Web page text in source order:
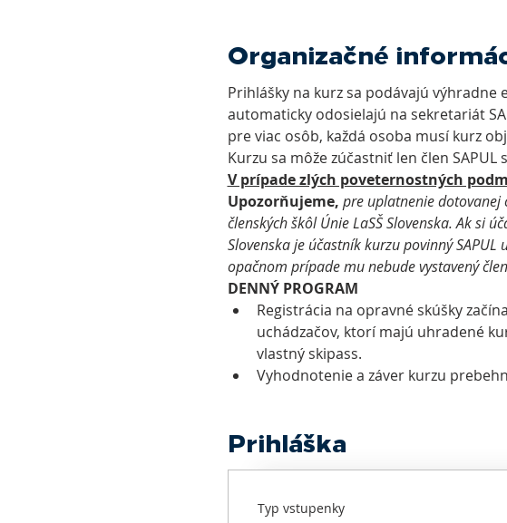
Organizačné
Prihlášky na kurz sa podávajú
automaticky odosielajú na sekretariát
pre viac osôb, každá osoba musí kurz
Kurzu sa môže zúčastniť len člen
V prípade zlých poveternostných
Upozorňujeme, pre uplatnenie dotovanej
členských škôl Únie LaSŠ Slovenska. Ak si
Slovenska je účastník kurzu povinný
opačnom prípade mu nebude vystavený
DENNÝ PROGRAM
Registrácia na opravné skúšky
uchádzačov, ktorí majú uhradené
vlastný skipass.
Vyhodnotenie a záver kurzu
Prihláška
Typ vstupenky